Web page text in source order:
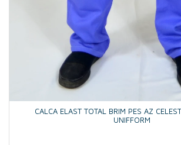
CALCA ELAST TOTAL BRIM PES AZ
UNIFFORM